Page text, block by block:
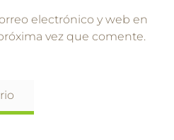
electrónico y web en
vez que comente.